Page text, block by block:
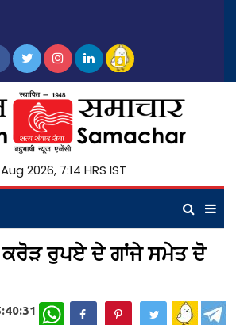
2026, 7:14 HRS IST
ਰੁਪਏ ਦੇ ਗਾਂਜੇ ਸਮੇਤ ਦੋ
WhatsApp